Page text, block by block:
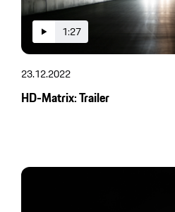
1:27
23.12.2022
HD-Matrix: Trailer